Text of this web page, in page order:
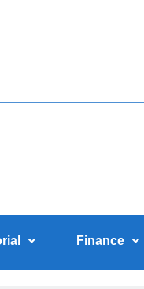
Finance